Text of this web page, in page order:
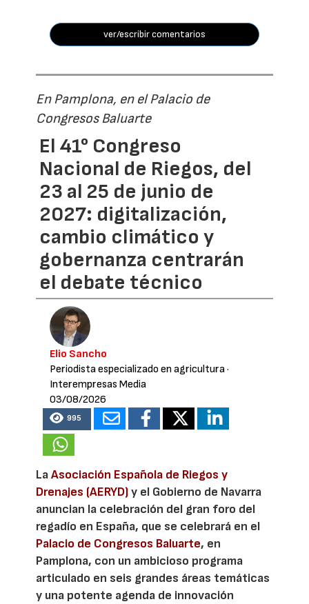
ver/escribir comentarios
En Pamplona, en el Palacio de
Congresos Baluarte
El 41° Congreso
Nacional de Riegos, del
23 al 25 de junio de
2027: digitalización,
cambio climático y
gobernanza centrarán
el debate técnico
Elio Sancho
Periodista especializado en agricultura·
Interempresas Media
03/08/2026
995
LaAsociación Española de Riegos y
Drenajes (AERYD)y el Gobierno de Navarra
anuncian la celebración del gran foro del
regadío en España, que se celebrará en el
Palacio de Congresos Baluarte, en
Pamplona, con un ambicioso programa
articulado en seis grandes áreas temáticas
y una potente agenda de innovación